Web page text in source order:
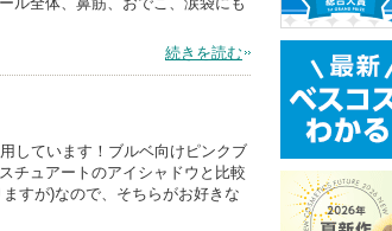
続きを読む
しています！ブルベ向けピンクブ
チュアートのアイシャドウと比較
すが)なので、そちらがお好きな